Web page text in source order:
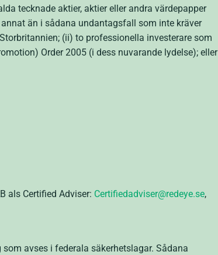
tecknade aktier, aktier eller andra värdepapper
än i sådana undantagsfall som inte kräver
(ii) to professionella investerare som
Order 2005 (i dess nuvarande lydelse); eller
als Certified Adviser: Certifiedadviser@redeye.se,
avses i federala säkerhetslagar. Sådana